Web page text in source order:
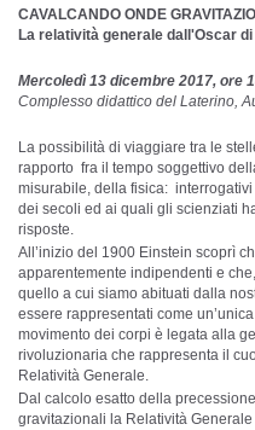
CAVALCANDO ONDE
La relatività generale dall'Oscar
Mercoledì 13 dicembre 2017, ore
Complesso didattico del Laterino,
La possibilità di viaggiare tra le
rapporto fra il tempo soggettivo
misurabile, della fisica:
dei secoli ed ai quali gli scienziati
risposte.
All’inizio del 1900 Einstein scoprì
apparentemente indipendenti e
quello a cui siamo abituati dalla
essere rappresentati come
movimento dei corpi è legata alla
rivoluzionaria che rappresenta il
Relatività Generale.
Dal calcolo esatto della
gravitazionali la Relatività